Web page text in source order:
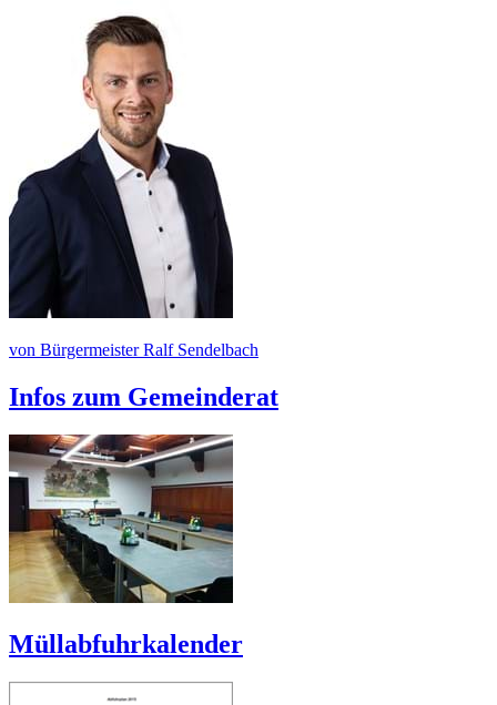
von Bürgermeister Ralf Sendelbach
Infos zum Gemeinderat
Müllabfuhrkalender